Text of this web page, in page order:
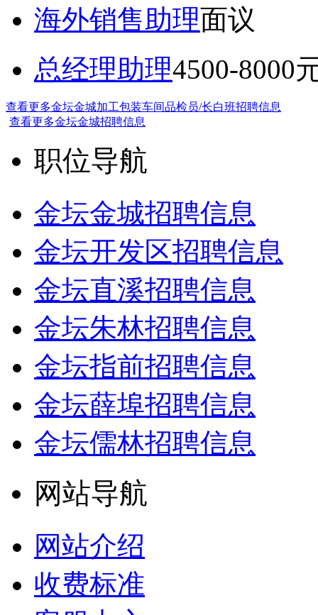
海外销售助理面议
总经理助理4500-8000
查看更多金坛金城加工包装车间品检员/长白班招聘信息
查看更多金坛金城招聘信息
职位导航
金坛金城招聘信息
金坛开发区招聘信息
金坛直溪招聘信息
金坛朱林招聘信息
金坛指前招聘信息
金坛薛埠招聘信息
金坛儒林招聘信息
网站导航
网站介绍
收费标准